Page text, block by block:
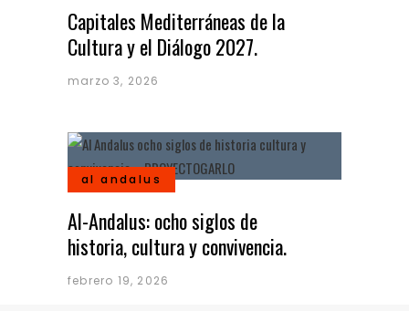
Capitales Mediterráneas de la
Cultura y el Diálogo 2027.
marzo 3, 2026
al andalus
Al-Andalus: ocho siglos de
historia, cultura y convivencia.
febrero 19, 2026